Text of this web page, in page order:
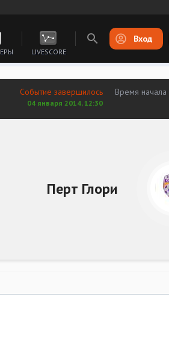
LIVESCORE
Вход
Время начала
Событие завершилось
04 января 2014, 12:30
Перт Глори